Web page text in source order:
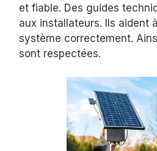
et fiable. Des guides
aux installateurs. Ils aident
système correctement.
sont respectées.